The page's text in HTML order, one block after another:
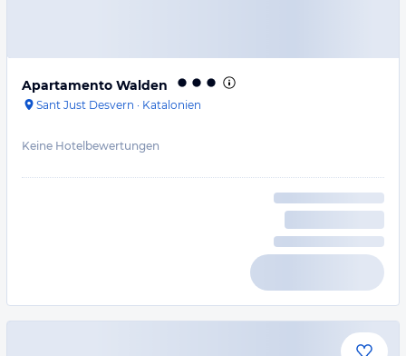
Apartamento Walden
Sant Just Desvern · Katalonien
Keine Hotelbewertungen